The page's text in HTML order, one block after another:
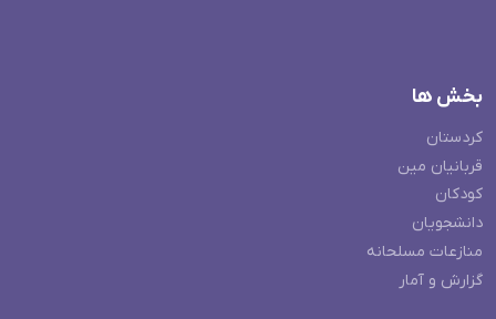
بخش ها
کردستان
قربانیان مین
کودکان
دانشجویان
منازعات مسلحانه
گزارش و آمار